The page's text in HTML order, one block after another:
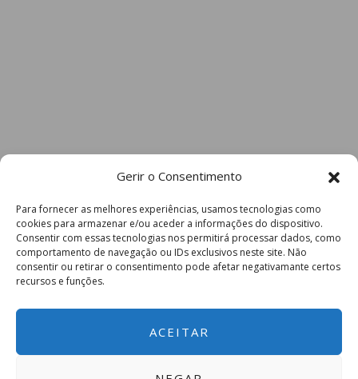
Gerir o Consentimento
Para fornecer as melhores experiências, usamos tecnologias como
cookies para armazenar e/ou aceder a informações do dispositivo.
Consentir com essas tecnologias nos permitirá processar dados, como
comportamento de navegação ou IDs exclusivos neste site. Não
consentir ou retirar o consentimento pode afetar negativamante certos
recursos e funções.
ACEITAR